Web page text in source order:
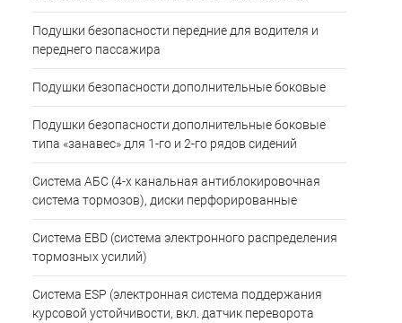
Подушки безопасности передние для водителя и
переднего пассажира
Подушки безопасности дополнительные боковые
Подушки безопасности дополнительные боковые
типа «занавес» для 1-го и 2-го рядов сидений
Система АБС (4-х канальная антиблокировочная
система тормозов), диски перфорированные
Система EBD (система электронного распределения
тормозных усилий)
Система ESP (электронная система поддержания
курсовой устойчивости, вкл. датчик переворота